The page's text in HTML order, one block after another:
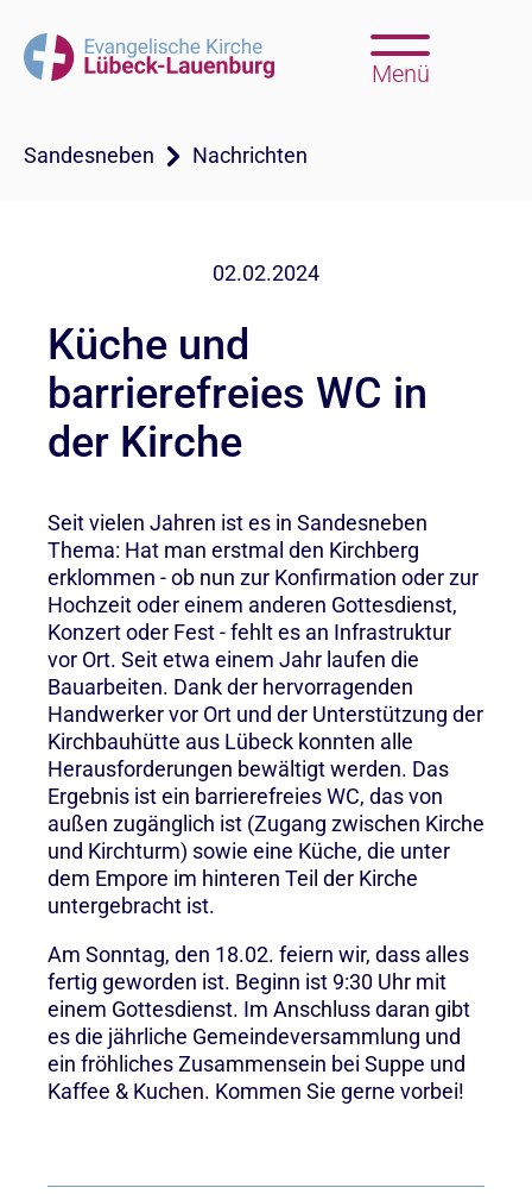
Menü
Sandesneben Nachrichten
02.02.2024
Küche und
barrierefreies WC in
der Kirche
Seit vielen Jahren ist es in Sandesneben
Thema: Hat man erstmal den Kirchberg
erklommen - ob nun zur Konfirmation oder zur
Hochzeit oder einem anderen Gottesdienst,
Konzert oder Fest - fehlt es an Infrastruktur
vor Ort. Seit etwa einem Jahr laufen die
Bauarbeiten. Dank der hervorragenden
Handwerker vor Ort und der Unterstützung der
Kirchbauhütte aus Lübeck konnten alle
Herausforderungen bewältigt werden. Das
Ergebnis ist ein barrierefreies WC, das von
außen zugänglich ist (Zugang zwischen Kirche
und Kirchturm) sowie eine Küche, die unter
dem Empore im hinteren Teil der Kirche
untergebracht ist.
Am Sonntag, den 18.02. feiern wir, dass alles
fertig geworden ist. Beginn ist 9:30 Uhr mit
einem Gottesdienst. Im Anschluss daran gibt
es die jährliche Gemeindeversammlung und
ein fröhliches Zusammensein bei Suppe und
Kaffee & Kuchen. Kommen Sie gerne vorbei!